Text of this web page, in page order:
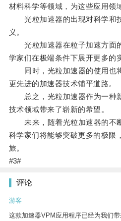
材料科学等领域，为这些应用领
光粒加速器的出现对科学和
义。
光粒加速器在粒子加速方面
学家们在极端条件下展开更多的
同时，光粒加速器的使用也
更先进的加速器技术铺平道路。
总之，光粒加速器作为一种
技术领域带来了崭新的希望。
未来，随着光粒加速器的不断
科学家们将能够突破更多的极限
旅。
#3#
评论
游客
这款加速器VPM应用程序已经为我们带